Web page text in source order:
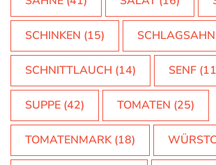
SCHINKEN (15)
SCHNITTLAUCH (14) SENF
SUPPE (42) TOMATEN (25)
TOMATENMARK(18)